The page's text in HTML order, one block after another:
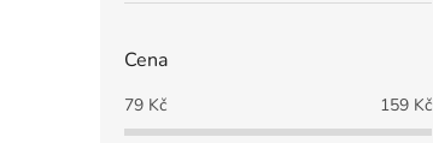
Cena
79 Kč 159 Kč